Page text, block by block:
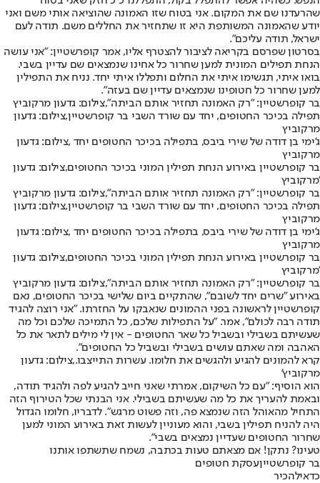
שהרעדנו שם את המקום. אני בטוח שזו האמונה שהוציאה אותי משם ואני
יודע שהאמונה המשותפת היא זו שתחזיר את החללים משם. תודה לעם
ישראל, תודה עליכם".
בסרטון שפרסם בקריאה לציבור להצטרף אליו, אמר קופרשטיין: "אני עושה
הנחת תפילים המונית למען שחרור כל אחינו שנמצאים שם עדיין בשבי.
בואו איתי, תגשימו איתי את החלום ותפללו איתי יחד. נניח את התפילין
למען שחרור כל חטופינו שנמצאים עדיין שם בעזה".
בר קופרשטיין: "רק האמונה תחזיר אותם הביתה",צילום: גדעון מרקוביץ
תפילה בכיכר החטופים, יחד עם שורד השבי בר קופרשטיין,צילום: גדעון
מרקוביץ
ג'ימי בן דודה של שירי ביבס, בתפילה בכיכר החטופים יחד ,צילום: גדעון
מרקוביץ
בר קופרשטיין באירוע הנחת תפילין המוני בכיכר החטופים,צילום: גדעון
מרקוביץ'
בר קופרשטיין: "רק האמונה תחזיר אותם הביתה",צילום: גדעון מרקוביץ
תפילה בכיכר החטופים, יחד עם שורד השבי בר קופרשטיין,צילום: גדעון
מרקוביץ
ג'ימי בן דודה של שירי ביבס, בתפילה בכיכר החטופים יחד ,צילום: גדעון
מרקוביץ
בר קופרשטיין באירוע הנחת תפילין המוני בכיכר החטופים,צילום: גדעון
מרקוביץ'
בר קופרשטיין: "רק האמונה תחזיר אותם הביתה",צילום: גדעון מרקוביץ
באירוע "שרים יחד לשובם", שהתקיים ביום שלישי בכיכר החטופים, נאם
קופרשטיין לראשונה בפני ההמונים שנאבקו על החזרתו. ״אני רוצה להגיד
תודה רבה לכולם", אמר. "על התפילות שלכם, כל התמיכה שלכם וכל מה
שעשיתם בשבילי ובשביל כל שאר החטופים - אין לי מילים לתאר את כל
האהבה ומה שאתם עושים בשבילי ובשביל כל החטופים".
קרא להמונים להגיע ולהגשים את חלומו. עשרות התייצבו.,צילום: גדעון
מרקוביץ'
הוא הוסיף: "עם כל השיקום, אמרתי שאני חייב להגיע לפה ולהגיד תודה,
ובאמת להעריך את כל מה שעשיתם בשבילי. אני הבנתי שכל הטירוף הזה
התחיל מהאוהל הזה שנמצא פה, וזה פשוט מרגש". לדבריו, חלומו הגדול
היה להניח תפילין בשבי, והוא מעוניין לעשות זאת באירוע המוני למען
שחרור החטופים שעדיין נמצאים בשבי".
טעינו? נתקן! אם מצאתם טעות בכתבה, נשמח שתשתפו אותנו
בר קופרשטייןעסקת חטופים
כדאילהכיר